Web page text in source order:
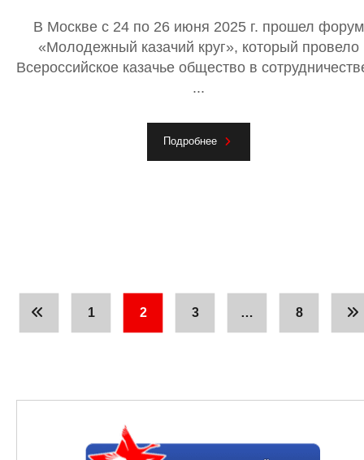
В Москве с 24 по 26 июня 2025 г. прошел форум
«Молодежный казачий круг», который провело
Всероссийское казачье общество в
...
Подробнее
1 2 3 … 8